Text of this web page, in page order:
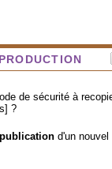
de sécurité à
?
d'un nouvel